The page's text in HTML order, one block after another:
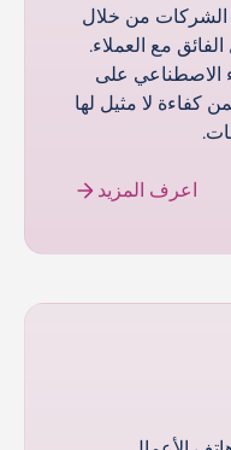
من خلال
مع العملاء.
الاصطناعي على
كفاءة لا مثيل لها
اعرف المزيد